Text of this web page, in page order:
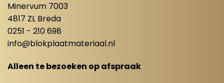
Minervum 7003
4817 ZL Breda
0251 - 210 698
info@blokplaatmateriaal.nl
Alleen te bezoeken op afspraak